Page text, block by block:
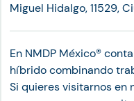
Miguel Hidalgo, 11529,
En NMDP México®︎
híbrido combinando
Si quieres visitarnos en